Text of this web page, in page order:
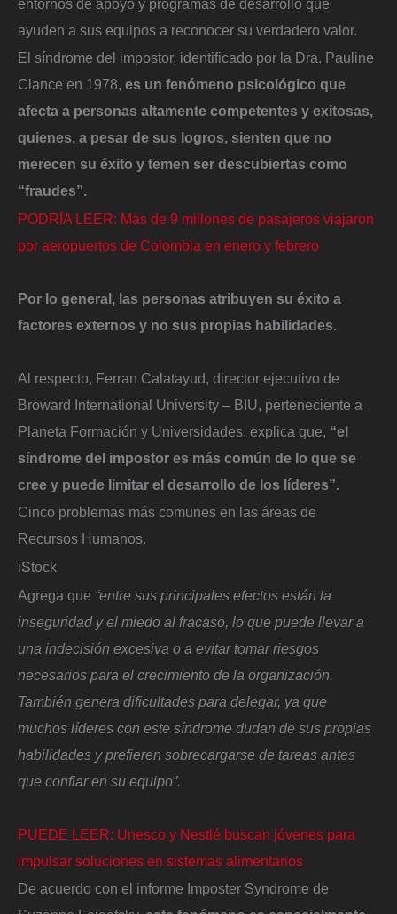
ayuden a sus equipos a reconocer su verdadero valor.
El síndrome del impostor, identificado por la Dra. Pauline
Clance en 1978, es un fenómeno psicológico que
afecta a personas altamente competentes y exitosas,
quienes, a pesar de sus logros, sienten que no
merecen su éxito y temen ser descubiertas como
“fraudes”.
PODRÍA LEER: Más de 9 millones de pasajeros viajaron
por aeropuertos de Colombia en enero y febrero
Por lo general, las personas atribuyen su éxito a
factores externos y no sus propias habilidades.
Al respecto, Ferran Calatayud, director ejecutivo de
Broward International University – BIU, perteneciente a
Planeta Formación y Universidades, explica que, “el
síndrome del impostor es más común de lo que se
cree y puede limitar el desarrollo de los líderes”.
Cinco problemas más comunes en las áreas de
Recursos Humanos.
iStock
Agrega que “entre sus principales efectos están la
inseguridad y el miedo al fracaso, lo que puede llevar a
una indecisión excesiva o a evitar tomar riesgos
necesarios para el crecimiento de la organización.
También genera dificultades para delegar, ya que
muchos líderes con este síndrome dudan de sus propias
habilidades y prefieren sobrecargarse de tareas antes
que confiar en su equipo”.
PUEDE LEER: Unesco y Nestlé buscan jóvenes para
impulsar soluciones en sistemas alimentarios
De acuerdo con el informe Imposter Syndrome de